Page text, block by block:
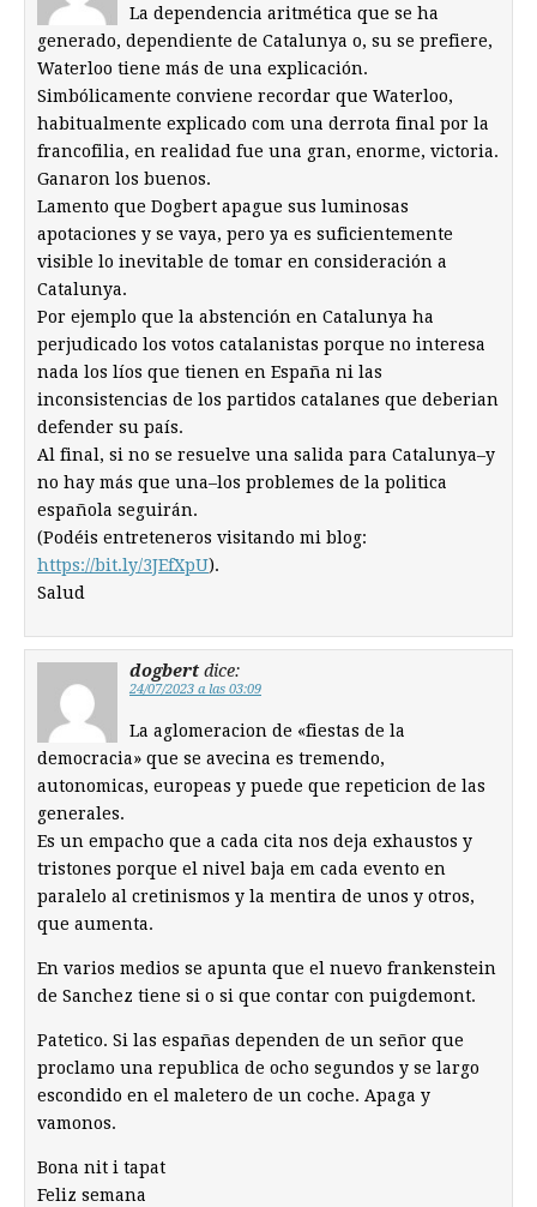
La dependencia aritmética que se ha
generado, dependiente de Catalunya o, su se prefiere,
Waterloo tiene más de una explicación.
Simbólicamente conviene recordar que Waterloo,
habitualmente explicado com una derrota final por la
francofilia, en realidad fue una gran, enorme, victoria.
Ganaron los buenos.
Lamento que Dogbert apague sus luminosas
apotaciones y se vaya, pero ya es suficientemente
visible lo inevitable de tomar en consideración a
Catalunya.
Por ejemplo que la abstención en Catalunya ha
perjudicado los votos catalanistas porque no interesa
nada los líos que tienen en España ni las
inconsistencias de los partidos catalanes que deberian
defender su país.
Al final, si no se resuelve una salida para Catalunya–y
no hay más que una–los problemes de la politica
española seguirán.
(Podéis entreteneros visitando mi blog:
https://bit.ly/3JEfXpU).
Salud
dogbert dice:
24/07/2023 a las 03:09
La aglomeracion de «fiestas de la
democracia» que se avecina es tremendo,
autonomicas, europeas y puede que repeticion de las
generales.
Es un empacho que a cada cita nos deja exhaustos y
tristones porque el nivel baja em cada evento en
paralelo al cretinismos y la mentira de unos y otros,
que aumenta.
En varios medios se apunta que el nuevo frankenstein
de Sanchez tiene si o si que contar con puigdemont.
Patetico. Si las españas dependen de un señor que
proclamo una republica de ocho segundos y se largo
escondido en el maletero de un coche. Apaga y
vamonos.
Bona nit i tapat
Feliz semana